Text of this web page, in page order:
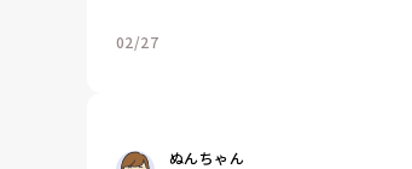
02/27
ぬんちゃん